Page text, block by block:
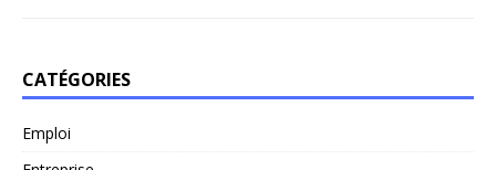
CATÉGORIES
Emploi